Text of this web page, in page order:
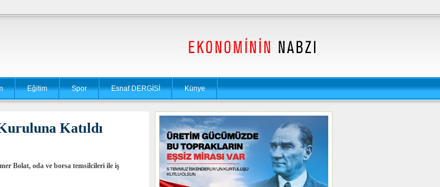
Eğitim Spor Esnaf DERGİSİ Künye
Katıldı
Bolat, oda ve borsa temsilcileri ile iş